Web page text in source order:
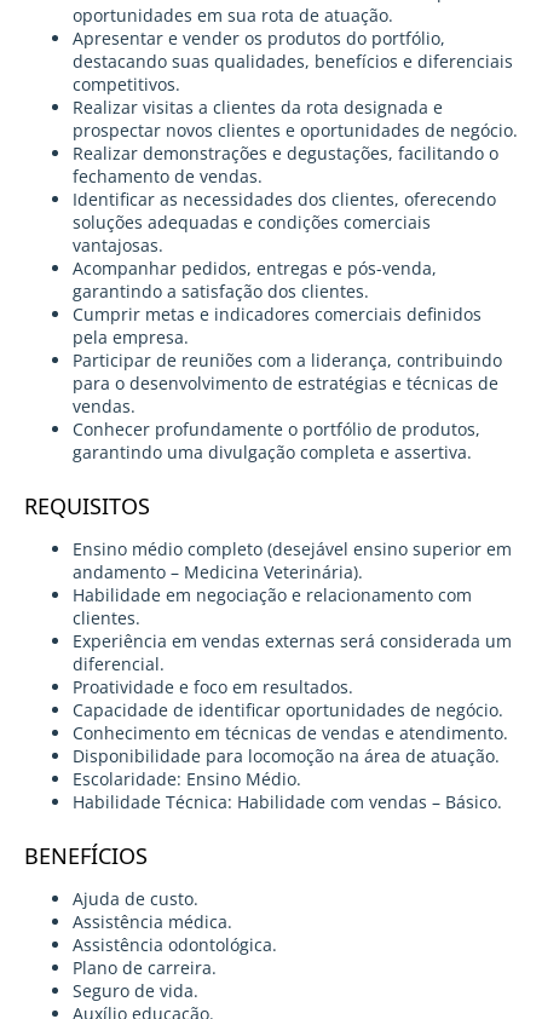
oportunidades em sua rota de atuação.
Apresentar e vender os produtos do portfólio,
destacando suas qualidades, benefícios e diferenciais
competitivos.
Realizar visitas a clientes da rota designada e
prospectar novos clientes e oportunidades de negócio.
Realizar demonstrações e degustações, facilitando o
fechamento de vendas.
Identificar as necessidades dos clientes, oferecendo
soluções adequadas e condições comerciais
vantajosas.
Acompanhar pedidos, entregas e pós-venda,
garantindo a satisfação dos clientes.
Cumprir metas e indicadores comerciais definidos
pela empresa.
Participar de reuniões com a liderança, contribuindo
para o desenvolvimento de estratégias e técnicas de
vendas.
Conhecer profundamente o portfólio de produtos,
garantindo uma divulgação completa e assertiva.
REQUISITOS
Ensino médio completo (desejável ensino superior em
andamento – Medicina Veterinária).
Habilidade em negociação e relacionamento com
clientes.
Experiência em vendas externas será considerada um
diferencial.
Proatividade e foco em resultados.
Capacidade de identificar oportunidades de negócio.
Conhecimento em técnicas de vendas e atendimento.
Disponibilidade para locomoção na área de atuação.
Escolaridade: Ensino Médio.
Habilidade Técnica: Habilidade com vendas – Básico.
BENEFÍCIOS
Ajuda de custo.
Assistência médica.
Assistência odontológica.
Plano de carreira.
Seguro de vida.
Auxílio educação.